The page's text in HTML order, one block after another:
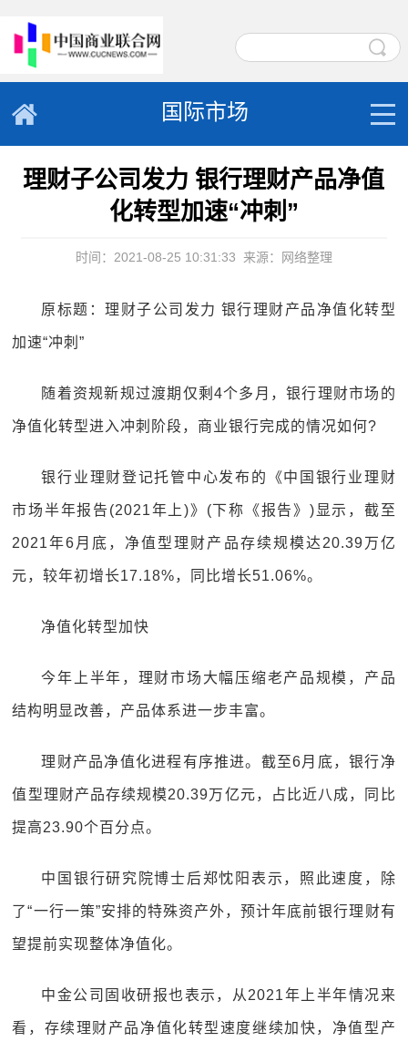
国际市场
理财子公司发力 银行理财产品净值
化转型加速“冲刺”
时间：2021-08-25 10:31:33 来源：网络整理
原标题：理财子公司发力 银行理财产品净值化转型
加速“冲刺”
随着资规新规过渡期仅剩4个多月，银行理财市场的
净值化转型进入冲刺阶段，商业银行完成的情况如何?
银行业理财登记托管中心发布的《中国银行业理财
市场半年报告(2021年上)》(下称《报告》)显示，截至
2021年6月底，净值型理财产品存续规模达20.39万亿
元，较年初增长17.18%，同比增长51.06%。
净值化转型加快
今年上半年，理财市场大幅压缩老产品规模，产品
结构明显改善，产品体系进一步丰富。
理财产品净值化进程有序推进。截至6月底，银行净
值型理财产品存续规模20.39万亿元，占比近八成，同比
提高23.90个百分点。
中国银行研究院博士后郑忱阳表示，照此速度，除
了“一行一策”安排的特殊资产外，预计年底前银行理财有
望提前实现整体净值化。
中金公司固收研报也表示，从2021年上半年情况来
看，存续理财产品净值化转型速度继续加快，净值型产